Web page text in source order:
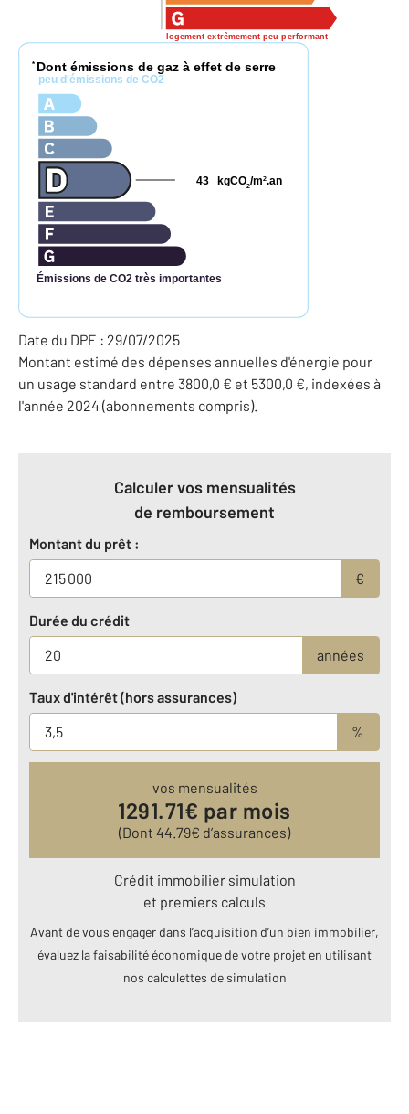
logement extrêmement peu performant
* Dont émissions de gaz à effet de serre
peu d'émissions de CO2
Émissions de CO2 très importantes
kgCO2/m2.an
43
Date du DPE : 29/07/2025
Montant estimé des dépenses annuelles d'énergie pour
un usage standard entre 3800,0 € et 5300,0 €, indexées à
l'année 2024 (abonnements compris).
Calculer vos mensualités
de remboursement
Montant du prêt :
€
Durée du crédit
années
Taux d'intérêt (hors assurances)
%
vos mensualités
1291.71€ par mois
(Dont 44.79€ d’assurances)
Crédit immobilier simulation
et premiers calculs
Avant de vous engager dans l’acquisition d’un bien immobilier,
évaluez la faisabilité économique de votre projet en utilisant
nos calculettes de simulation